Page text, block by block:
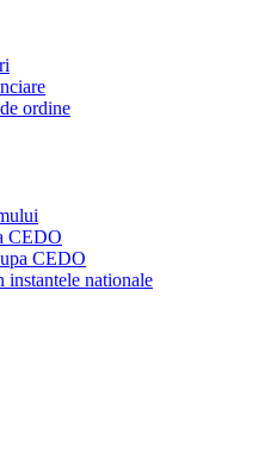
ordine
CEDO
CEDO
nationale